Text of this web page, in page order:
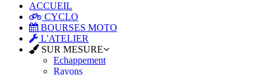
ACCUEIL
CYCLO
BOURSES MOTO
L'ATELIER
SUR MESURE
Echappement
Rayons